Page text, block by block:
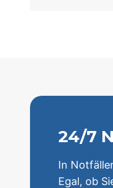
24/7
In
Egal, ob